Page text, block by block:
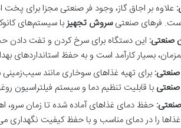
علاوه بر اجاق گاز، وجود فر صنعتی مجزا برای
فرهای صنعتیسروش تجهیزبا سیستم‌های
صنعتی: این دستگاه برای سرخ کردن و تفت دادن
بسیار کارآمد است و به حفظ استانداردهای
برای تهیه غذاهای سوخاری مانند
با قابلیت تنظیم دما و سیستم فیلتراسیون
حفظ دمای غذاهای آماده شده تا زمان سرو،
را در دمای مناسب و با حفظ کیفیت نگهداری